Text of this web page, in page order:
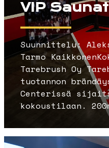
VIP
Suunnittelu:
Tarmo
Tarebrush Oy
tuotannon
Centerissä
kokoustilaan.